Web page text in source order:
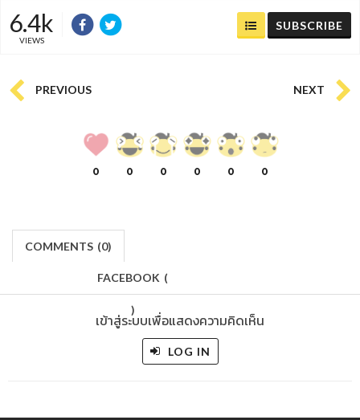
6.4k
VIEWS
SUBSCRIBE
PREVIOUS NEXT
0 0 0 0 0 0
COMMENTS (0)
FACEBOOK (
)
เข้าสู่ระบบเพื่อแสดงความคิดเห็น
LOG IN